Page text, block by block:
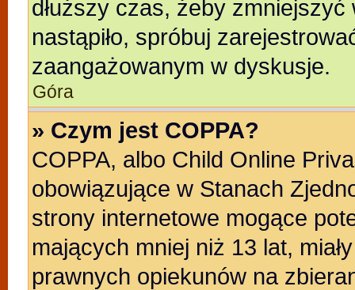
dłuższy czas, żeby
nastąpiło, spróbuj
zaangażowanym w dyskusje.
Góra
» Czym jest COPPA?
COPPA, albo Child Online
obowiązujące w Stanach
strony internetowe mogące
mających mniej niż 13 lat,
prawnych opiekunów na